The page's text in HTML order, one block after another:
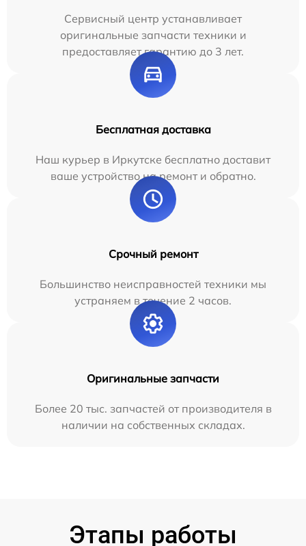
Сервисный центр устанавливает
оригинальные запчасти техники и
предоставляет гарантию до 3 лет.
Бесплатная доставка
Наш курьер в Иркутске бесплатно доставит
ваше устройство на ремонт и обратно.
Срочный ремонт
Большинство неисправностей техники мы
устраняем в течение 2 часов.
Оригинальные запчасти
Более 20 тыс. запчастей от производителя в
наличии на собственных складах.
Этапы работы